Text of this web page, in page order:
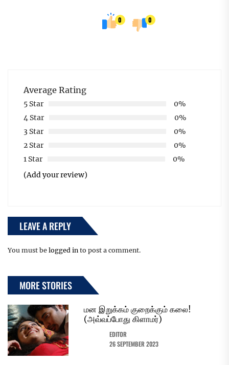
0 0
Average Rating
5 Star
0%
4 Star
0%
3 Star
0%
2 Star
0%
1 Star
0%
(Add your review)
LEAVE A REPLY
You must be logged in to post a comment.
MORE STORIES
மன இறுக்கம் குறைக்கும் கலை!
(அவ்வப்போது கிளாமர்)
EDITOR
26 SEPTEMBER 2023